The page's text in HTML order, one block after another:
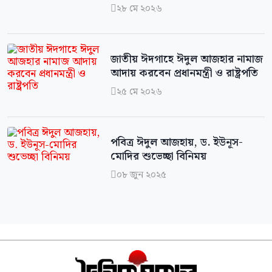
 ২৮ মে ২০২৬
জাতীয় ঈদগাহে ঈদুল আজহার নামাজ
আদায় করবেন প্রধানমন্ত্রী ও রাষ্ট্রপতি
 ২৫ মে ২০২৬
পবিত্র ঈদুল আজহায়, ড. ইউনূস-
মোদির শুভেচ্ছা বিনিময়
 ০৮ জুন ২০২৫